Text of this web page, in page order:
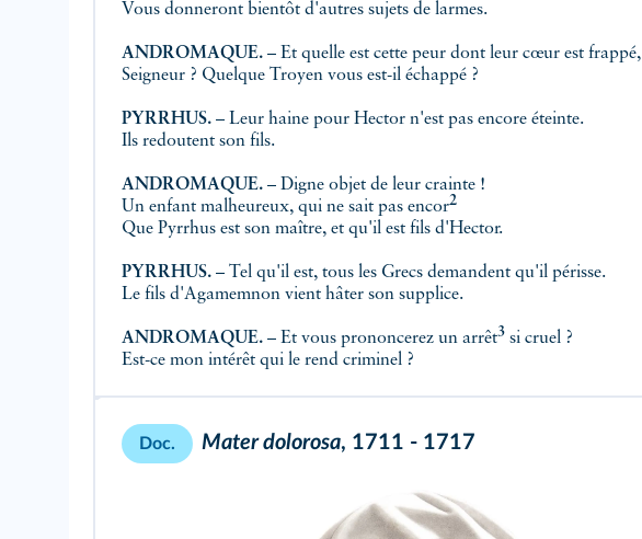
Vous donneront bientôt d'autres sujets de larmes.
ANDROMAQUE. – Et quelle est cette peur dont leur cœur est frappé,
Seigneur ? Quelque Troyen vous est-il échappé ?
PYRRHUS. – Leur haine pour Hector n'est pas encore éteinte.
Ils redoutent son fils.
ANDROMAQUE. – Digne objet de leur crainte !
Un enfant malheureux, qui ne sait pas encor2
Que Pyrrhus est son maître, et qu'il est fils d'Hector.
PYRRHUS. – Tel qu'il est, tous les Grecs demandent qu'il périsse.
Le fils d'Agamemnon vient hâter son supplice.
ANDROMAQUE. – Et vous prononcerez un arrêt3 si cruel ?
Est-ce mon intérêt qui le rend criminel ?
Doc. Mater dolorosa, 1711 - 1717